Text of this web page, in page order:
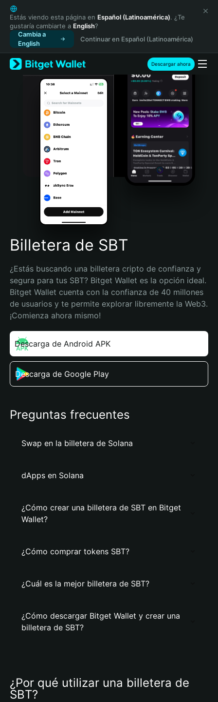
English
日本語
Tiếng Việt
Русский
Español (Latinoamérica)
Türkçe
Italiano
Português (Portugal)
Bahasa Indonesia
Português (Brasil)
Español (Argentina)
Estás viendo esta página en Español (Latinoamérica). ¿Te
gustaría cambiarte a English?
Cambia a
English
Continuar en Español (Latinoamérica)
Descargar ahora
Billetera de SBT
¿Estás buscando una billetera cripto de confianza y
segura para tus SBT? Bitget Wallet es la opción ideal.
Bitget Wallet cuenta con la confianza de 40 millones
de usuarios y te permite explorar libremente la Web3.
¡Comienza ahora mismo!
Descarga de Android APK
Descarga de Google Play
Preguntas frecuentes
Swap en la billetera de Solana
dApps en Solana
¿Cómo crear una billetera de SBT en Bitget
Wallet?
¿Cómo comprar tokens SBT?
¿Cuál es la mejor billetera de SBT?
¿Cómo descargar Bitget Wallet y crear una
billetera de SBT?
¿Por qué utilizar una billetera de
SBT?